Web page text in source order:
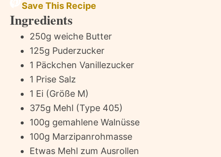
Save This Recipe
Ingredients
250g weiche Butter
125g Puderzucker
1 Päckchen Vanillezucker
1 Prise Salz
1 Ei (Größe M)
375g Mehl (Type 405)
100g gemahlene Walnüsse
100g Marzipanrohmasse
Etwas Mehl zum Ausrollen